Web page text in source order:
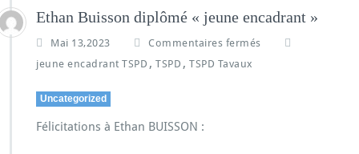
Ethan Buisson diplômé « jeune encadrant »
Mai 13,2023
Commentaires fermés
jeune encadrant TSPD , TSPD , TSPD Tavaux
Uncategorized
Félicitations à Ethan BUISSON :